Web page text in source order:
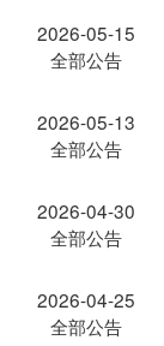
2026-05-15
全部公告
2026-05-13
全部公告
2026-04-30
全部公告
2026-04-25
全部公告